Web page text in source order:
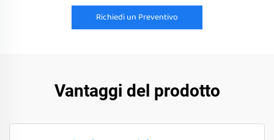
Richiedi un Preventivo
Vantaggi del prodotto